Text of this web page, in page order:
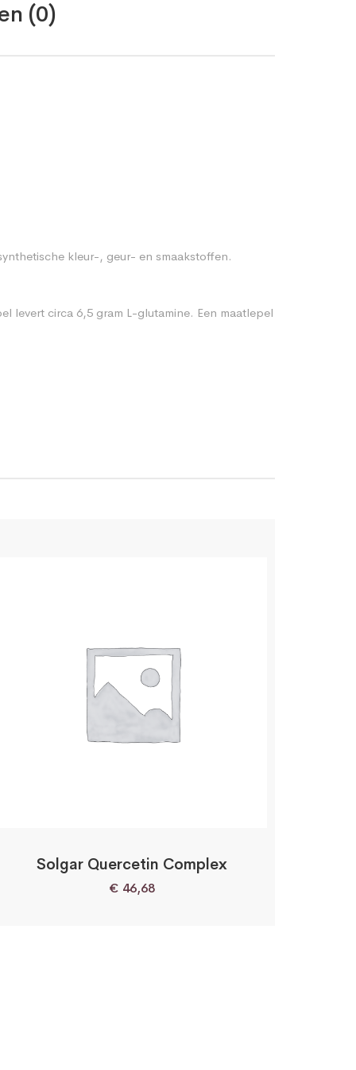
(0)
kleur-, geur- en smaakstoffen.
levert circa 6,5 gram L-glutamine. Een maatlepel
Solgar Quercetin Complex
€ 46,68